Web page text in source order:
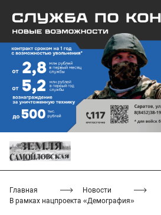
Главная
Новости
В рамках нацпроекта «Демография»